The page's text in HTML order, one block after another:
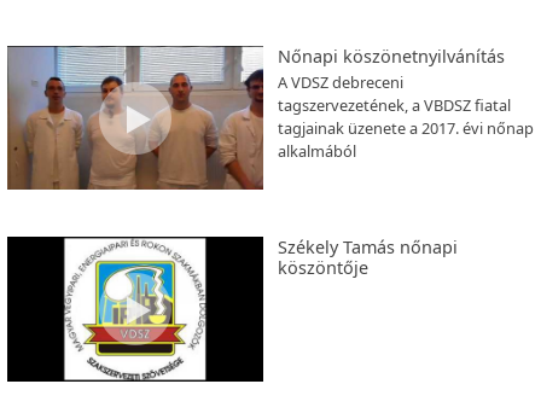
Nőnapi köszönetnyilvánítás
A VDSZ debreceni
tagszervezetének, a VBDSZ fiatal
tagjainak üzenete a 2017. évi nőnap
alkalmából
Székely Tamás nőnapi
köszöntője